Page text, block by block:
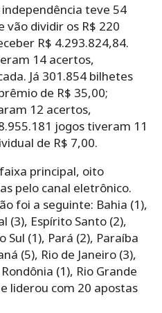
teve 54
vão dividir os R$ 220
R$ 4.293.824,84.
14 acertos,
Já 301.854 bilhetes
de R$ 35,00;
12 acertos,
jogos tiveram 11
de R$ 7,00.
principal, oito
pelo canal eletrônico.
foi a seguinte: Bahia (1),
(3), Espírito Santo (2),
Sul (1), Pará (2), Paraíba
(5), Rio de Janeiro (3),
(1), Rio Grande
liderou com 20 apostas